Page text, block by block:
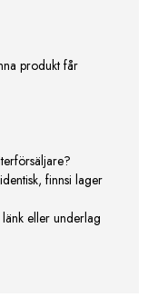
produkt får
finnsi lager
eller underlag